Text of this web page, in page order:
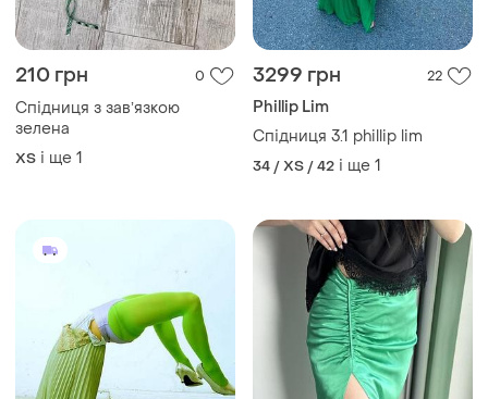
ХS і ще 1
Спідниця 3.1 phillip lim
34 / XS / 42 і ще 1